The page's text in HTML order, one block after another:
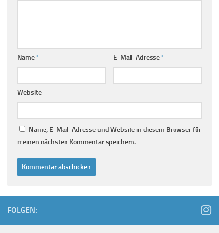
Name* E-Mail-Adresse*
Website
Name, E-Mail-Adresse und Website in diesem Browser für
meinen nächsten Kommentar speichern.
FOLGEN: